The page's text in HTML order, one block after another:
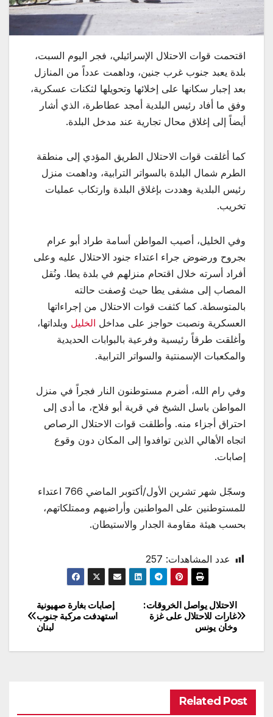
اقتحمت قوات الاحتلال الإسرائيلي، فجر اليوم السبت،
بلدة يعبد جنوب غرب جنين، وداهمت عدداً من المنازل
بعد إجبار سكانها على إخلائها وتحويلها لثكنات عسكرية،
وفق ما أفاد رئيس البلدية أمجد عطاطرة، الذي أشار
أيضاً إلى إغلاق محال تجارية عند مدخل البلدة.
كما أغلقت قوات الاحتلال الطريق المؤدي إلى منطقة
الطرم شمال البلدة بالسواتر الترابية، وداهمت منزل
رئيس البلدية وهددت بإغلاق البلدة وارتكاب عمليات
تخريب.
وفي الخليل، أصيب المواطن أسامة طراد أبو عرام
بجروح ورضوض جراء اعتداء جنود الاحتلال عليه وعلى
أفراد أسرته خلال اقتحام منزلهم في بلدة يطا. ونُقل
المصاب إلى مشفى يطا حيث وُصفت حالته
بالمتوسطة. كما كثفت قوات الاحتلال من إجراءاتها
العسكرية ونصبت حواجز على مداخل الخليل وبلداتها،
وأغلقت طرقاً رئيسية وفرعية بالبوابات الحديدية
والمكعبات الإسمنتية والسواتر الترابية.
وفي رام الله، أضرم مستوطنون النار فجراً في منزل
المواطن باسل الشيخ في قرية أبو فلاح، ما أدى إلى
احتراق أجزاء منه. وأطلقت قوات الاحتلال الرصاص
اتجاه الأهالي الذين توافدوا إلى المكان دون وقوع
إصابات.
وسجّل شهر تشرين الأول/أكتوبر الماضي 766 اعتداء
للمستوطنين على المواطنين وأراضيهم وممتلكاتهم،
بحسب هيئة مقاومة الجدار والاستيطان.
عدد المشاهدات: 257
تصفّح
المقالات
إصابات بغارة صهيونية
استهدفت مركبة جنوب
لبنان
الاحتلال يواصل الخروقات:
غارات للاحتلال على غزة
وخان يونس
Related Post